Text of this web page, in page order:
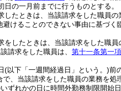
の一月前までに行うものとする。
たときは、当該請求をした職員
避けることのできない事由に基づく
したときは、当該請求をした職
請求をした職員は、 第十一条第一項
(以下「一週間経過日」という。)前
で、当該請求をした職員の業務を
れかの日に時間外勤務制限開始